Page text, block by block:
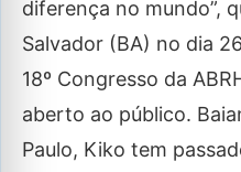
diferença no mundo”,
Salvador (BA) no dia
18º Congresso da
aberto ao público.
Paulo, Kiko tem